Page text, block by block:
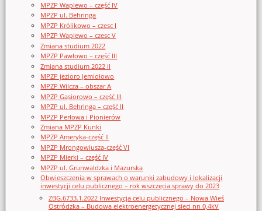
MPZP Waplewo – część IV
MPZP ul. Behringa
MPZP Królikowo – czesc I
MPZP Waplewo – czesc V
Zmiana studium 2022
MPZP Pawłowo – część III
Zmiana studium 2022 II
MPZP jezioro Jemiołowo
MPZP Wilcza – obszar A
MPZP Gąsiorowo – część III
MPZP ul. Behringa – część II
MPZP Perłowa i Pionierów
Zmiana MPZP Kunki
MPZP Ameryka-część II
MPZP Mrongowiusza-część VI
MPZP Mierki – część IV
MPZP ul. Grunwaldzka i Mazurska
Obwieszczenia w sprawach o warunki zabudowy i lokalizacji
inwestycji celu publicznego – rok wszczęcia sprawy do 2023
ZBG.6733.1.2022 Inwestycja celu publicznego – Nowa Wieś
Ostródzka – Budowa elektroenergetycznej sieci nn 0,4kV